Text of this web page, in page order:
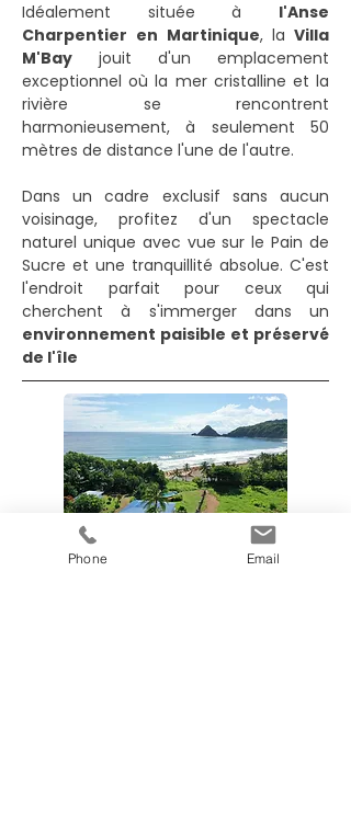
Idéalement située à l'Anse
Charpentier en Martinique, la Villa
M'Bay jouit d'un emplacement
exceptionnel où la mer cristalline et la
rivière se rencontrent
harmonieusement, à seulement 50
mètres de distance l'une de l'autre.
Dans un cadre exclusif sans aucun
voisinage, profitez d'un spectacle
naturel unique avec vue sur le Pain de
Sucre et une tranquillité absolue. C'est
l'endroit parfait pour ceux qui
cherchent à s'immerger dans un
environnement paisible et préservé
de l'île
Phone Email